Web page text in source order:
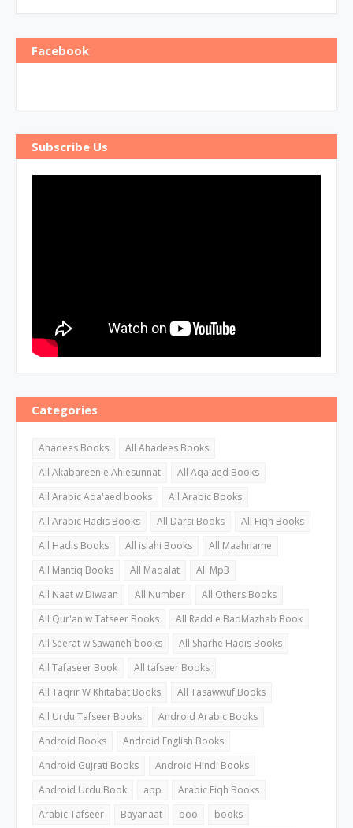
Facebook
Subscribe Us
Categories
Ahadees Books
All Ahadees Books
All Akabareen e Ahlesunnat
All Aqa'aed Books
All Arabic Aqa'aed books
All Arabic Books
All Arabic Hadis Books
All Darsi Books
All Fiqh Books
All Hadis Books
All islahi Books
All Maahname
All Mantiq Books
All Maqalat
All Mp3
All Naat w Diwaan
All Number
All Others Books
All Qur'an w Tafseer Books
All Radd e BadMazhab Book
All Seerat w Sawaneh books
All Sharhe Hadis Books
All Tafaseer Book
All tafseer Books
All Taqrir W Khitabat Books
All Tasawwuf Books
All Urdu Tafseer Books
Android Arabic Books
Android Books
Android English Books
Android Gujrati Books
Android Hindi Books
Android Urdu Book
app
Arabic Fiqh Books
Arabic Tafseer
Bayanaat boo
books